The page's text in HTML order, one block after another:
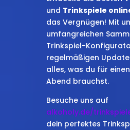
und Trinkspiele
das Vergnügen! Mit
umfangreichen
Trinkspiel-
regelmäßigen
alles, was du für
Abend brauchst.
Besuche uns auf
alkoholy.de/
dein perfektes